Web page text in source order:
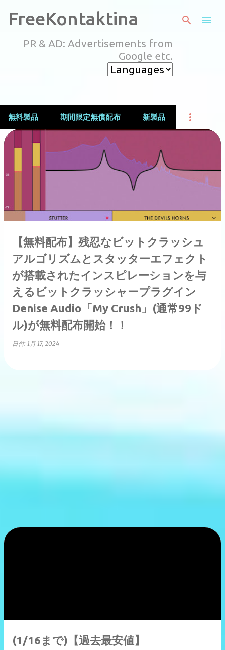
スキップしてメイン コンテンツに移動
FreeKontaktina
PR & AD: Advertisements from
Google etc.
無料製品 期間限定無償配布 新製品
投
稿
【無料配布】残忍なビットクラッシュ
アルゴリズムとスタッターエフェクト
が搭載されたインスピレーションを与
えるビットクラッシャープラグイン
Denise Audio「My Crush」(通常99ド
ル)が無料配布開始！！
日付: 1月 17, 2024
(1/16まで)【過去最安値】